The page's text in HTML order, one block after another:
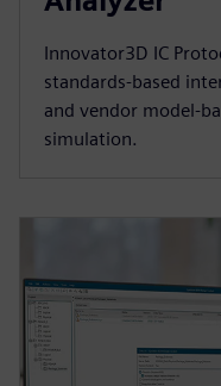
Innovator3D IC
standards-based
and vendor model-
simulation.